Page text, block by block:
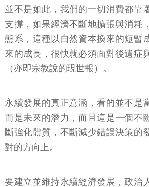
並不是如此，我們的一切消費都靠
支撐，如果經濟不斷地擴張與消耗
態系，這種以自然資本換來的短暫
來的成長，很快就必須面對後遺症
（亦即宗教說的現世報）。
永續發展的真正意涵，看的並不是
而是未來的潛力，而且這是一個不
斷強化體質，不斷減少錯誤決策的
對的方向上。
要建立並維持永續經濟發展，政治